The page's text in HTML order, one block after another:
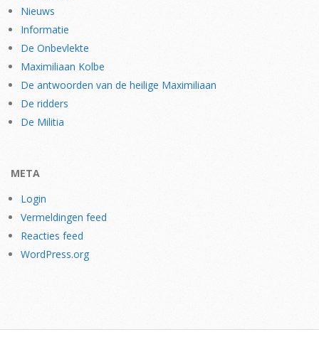
Nieuws
Informatie
De Onbevlekte
Maximiliaan Kolbe
De antwoorden van de heilige Maximiliaan
De ridders
De Militia
META
Login
Vermeldingen feed
Reacties feed
WordPress.org